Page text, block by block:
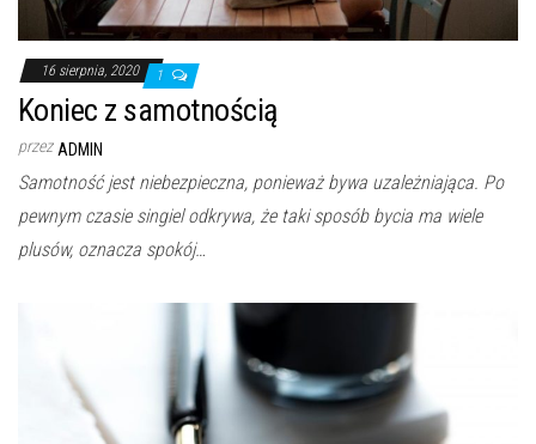
16 sierpnia, 2020 1
Koniec z samotnością
przez ADMIN
Samotność jest niebezpieczna, ponieważ bywa uzależniająca. Po
pewnym czasie singiel odkrywa, że taki sposób bycia ma wiele
plusów, oznacza spokój…